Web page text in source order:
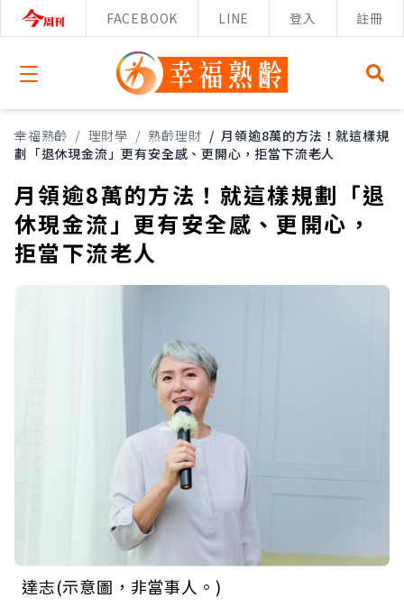
FACEBOOK LINE 登入 註冊
Open menu
幸福熟齡 / 理財學 / 熟齡理財 / 月領逾8萬的方法！就這樣規
劃「退休現金流」更有安全感、更開心，拒當下流老人
月領逾8萬的方法！就這樣規劃「退
休現金流」更有安全感、更開心，
拒當下流老人
達志(示意圖，非當事人。)